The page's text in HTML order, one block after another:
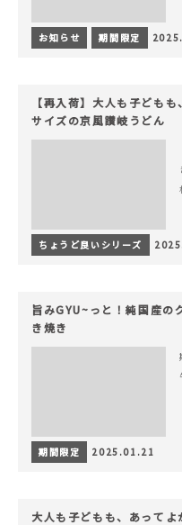
お知らせ 期間限定
【再入荷】大人も子ども
サイズの京風讃岐うどん
ちょうど良いシリーズ
旨みGYU~っと！純国産の
き焼き
期間限定 2025.01.21
大人も子どもも、あって